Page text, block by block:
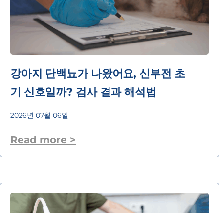
강아지 단백뇨가 나왔어요, 신부전 초
기 신호일까? 검사 결과 해석법
2026년 07월 06일
Read more >